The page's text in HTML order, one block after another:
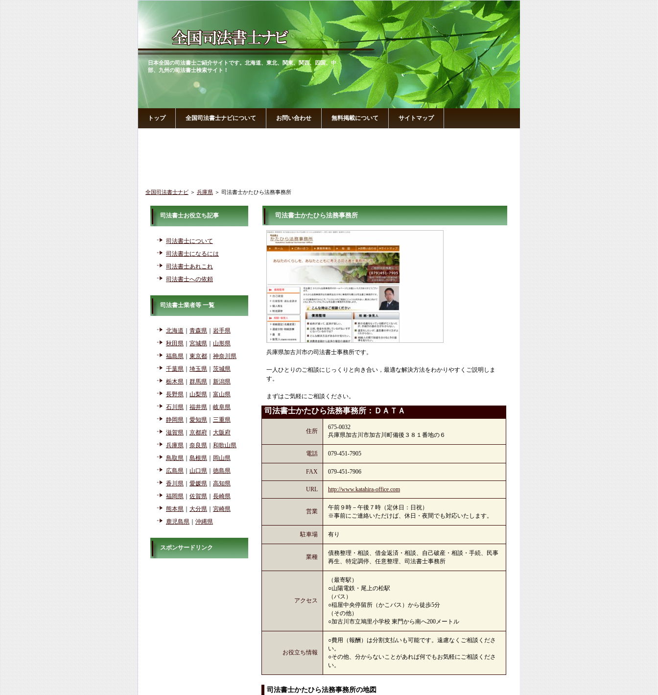
日本全国の司法書士ご紹介サイトです。北海道、東北、関東、関西、四国、中
部、九州の司法書士検索サイト！
トップ 全国司法書士ナビについて お問い合わせ 無料掲載について サイトマップ
全国司法書士ナビ ＞ 兵庫県 ＞ 司法書士かたひら法務事務所
司法書士かたひら法務事務所
兵庫県加古川市の司法書士事務所です。
一人ひとりのご相談にじっくりと向き合い，最適な解決方法をわかりやすくご説明しま
す。
まずはご気軽にご相談ください。
司法書士かたひら法務事務所：ＤＡＴＡ
住所
675-0032
兵庫県加古川市加古川町備後３８１番地の６
電話 079-451-7905
FAX 079-451-7906
URL http://www.katahira-office.com
営業
午前９時－午後７時（定休日：日祝）
※事前にご連絡いただけば、休日・夜間でも対応いたします。
駐車場 有り
業種
債務整理・相談、借金返済・相談、自己破産・相談・手続、民事
再生、特定調停、任意整理、司法書士事務所
アクセス
（最寄駅）
○山陽電鉄・尾上の松駅
（バス）
○稲屋中央停留所（かこバス）から徒歩5分
（その他）
○加古川市立鳩里小学校 東門から南へ200メートル
お役立ち情報
○費用（報酬）は分割支払いも可能です。遠慮なくご相談くださ
い。
○その他、分からないことがあれば何でもお気軽にご相談くださ
い。
司法書士かたひら法務事務所の地図
司法書士お役立ち記事
司法書士について
司法書士になるには
司法書士あれこれ
司法書士への依頼
司法書士業者等 一覧
北海道 青森県
岩手県
秋田県
宮城県
山形県
福島県
東京都
神奈川県
千葉県
埼玉県
茨城県
栃木県
群馬県
新潟県
長野県
山梨県
富山県
石川県
福井県
岐阜県
静岡県
愛知県
三重県
滋賀県
京都府
大阪府
兵庫県
奈良県
和歌山県
鳥取県
島根県
岡山県
広島県
山口県
徳島県
香川県
愛媛県
高知県
福岡県
佐賀県
長崎県
熊本県
大分県
宮崎県
鹿児島県
沖縄県
スポンサードリンク